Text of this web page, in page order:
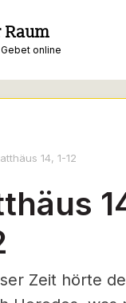
online
14, 1-12
Zeit hörte